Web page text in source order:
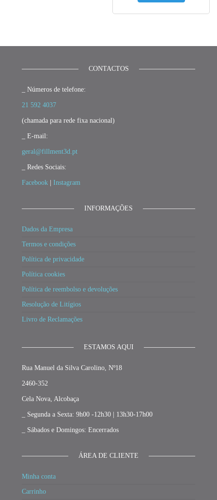
CONTACTOS
_ Números de telefone:
21 592 4037
(chamada para rede fixa nacional)
_ E-mail:
geral@fillment3d.pt
_ Redes Sociais:
Facebook Instagram
INFORMAÇÕES
Dados da Empresa
Termos e condições
Política de privacidade
Política cookies
Política de reembolso e devoluções
Resolução de Litígios
Livro de Reclamações
ESTAMOS AQUI
Rua Manuel da Silva Carolino, Nº18
2460-352
Cela Nova, Alcobaça
_ Segunda a Sexta: 9h00 -12h30 | 13h30-17h00
_ Sábados e Domingos: Encerrados
ÁREA DE CLIENTE
Minha conta
Carrinho